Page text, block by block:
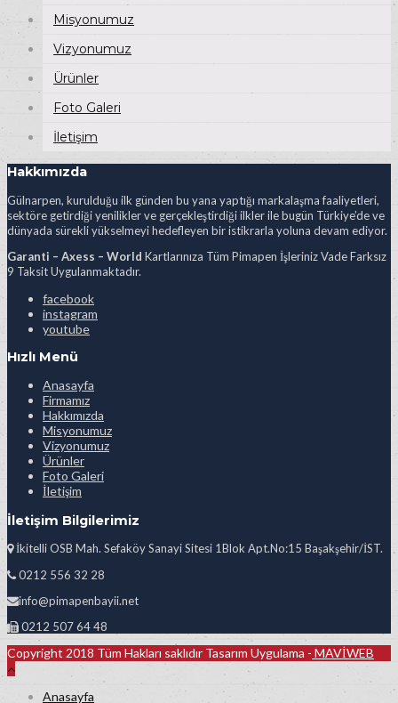
Misyonumuz
Vizyonumuz
Ürünler
Foto Galeri
İletişim
Hakkımızda
Gülnarpen, kurulduğu ilk günden bu yana yaptığı markalaşma faaliyetleri,
sektöre getirdiği yenilikler ve gerçekleştirdiği ilkler ile bugün Türkiye’de ve
dünyada sürekli yükselmeyi hedefleyen bir istikrarla yoluna devam ediyor.
Garanti – Axess – World Kartlarınıza Tüm Pimapen İşleriniz Vade Farksız
9 Taksit Uygulanmaktadır.
facebook
instagram
youtube
Hızlı Menü
Anasayfa
Firmamız
Hakkımızda
Misyonumuz
Vizyonumuz
Ürünler
Foto Galeri
İletişim
İletişim Bilgilerimiz
İkitelli OSB Mah. Sefaköy Sanayi Sitesi 1Blok Apt.No:15 Başakşehir/İST.
0212 556 32 28
info@pimapenbayii.net
0212 507 64 48
Copyright 2018 Tüm Hakları saklıdır Tasarım Uygulama - MAVİWEB
Anasayfa